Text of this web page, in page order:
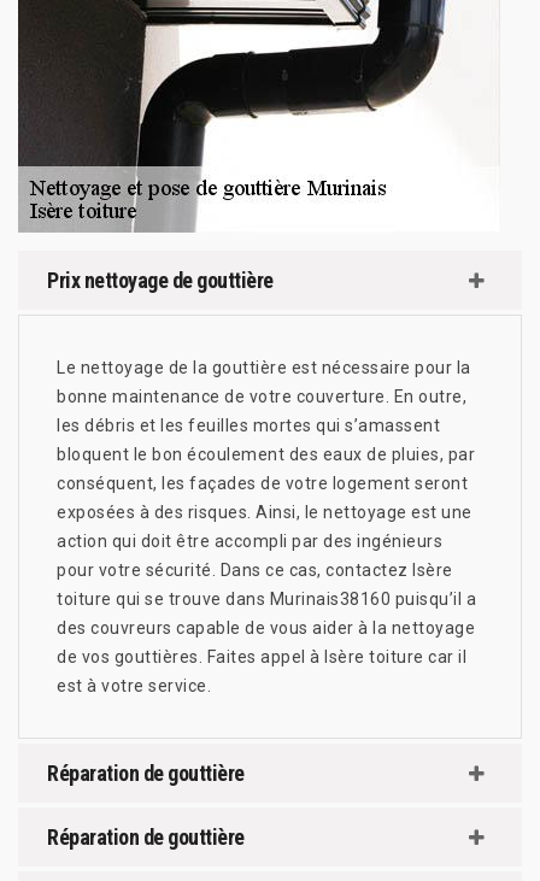
Prix nettoyage de gouttière
Le nettoyage de la gouttière est nécessaire pour la
bonne maintenance de votre couverture. En outre,
les débris et les feuilles mortes qui s’amassent
bloquent le bon écoulement des eaux de pluies, par
conséquent, les façades de votre logement seront
exposées à des risques. Ainsi, le nettoyage est une
action qui doit être accompli par des ingénieurs
pour votre sécurité. Dans ce cas, contactez Isère
toiture qui se trouve dans Murinais38160 puisqu’il a
des couvreurs capable de vous aider à la nettoyage
de vos gouttières. Faites appel à Isère toiture car il
est à votre service.
Réparation de gouttière
Réparation de gouttière